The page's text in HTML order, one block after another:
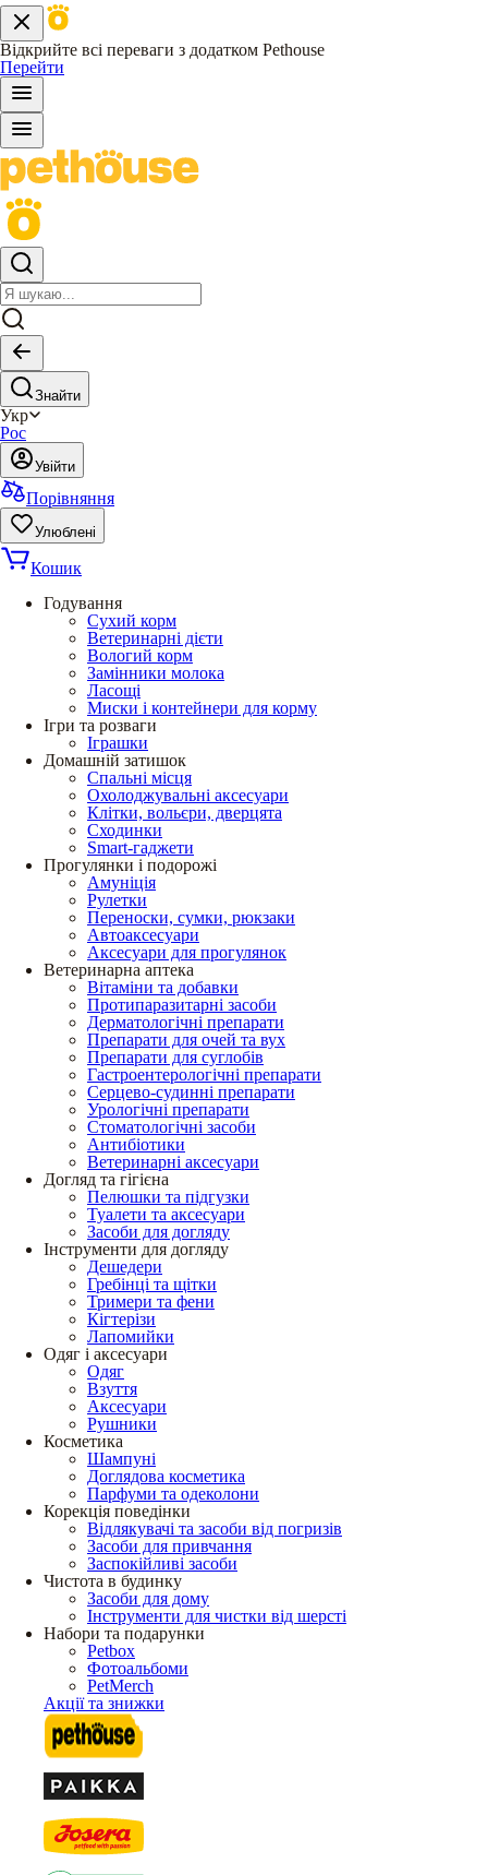
Відкрийте всі переваги з додатком Pethouse
Перейти
Знайти
Укр
Рос
Увійти
Порівняння
Улюблені
Кошик
Годування
Сухий корм
Ветеринарні дієти
Вологий корм
Замінники молока
Ласощі
Миски і контейнери для корму
Ігри та розваги
Іграшки
Домашній затишок
Спальні місця
Охолоджувальні аксесуари
Клітки, вольєри, дверцята
Сходинки
Smart-гаджети
Прогулянки і подорожі
Амуніція
Рулетки
Переноски, сумки, рюкзаки
Автоаксесуари
Аксесуари для прогулянок
Ветеринарна аптека
Вітаміни та добавки
Протипаразитарні засоби
Дерматологічні препарати
Препарати для очей та вух
Препарати для суглобів
Гастроентерологічні препарати
Серцево-судинні препарати
Урологічні препарати
Стоматологічні засоби
Антибіотики
Ветеринарні аксесуари
Догляд та гігієна
Пелюшки та підгузки
Туалети та аксесуари
Засоби для догляду
Інструменти для догляду
Дешедери
Гребінці та щітки
Тримери та фени
Кігтерізи
Лапомийки
Одяг і аксесуари
Одяг
Взуття
Аксесуари
Рушники
Косметика
Шампуні
Доглядова косметика
Парфуми та одеколони
Корекція поведінки
Відлякувачі та засоби від погризів
Засоби для привчання
Заспокійливі засоби
Чистота в будинку
Засоби для дому
Інструменти для чистки від шерсті
Набори та подарунки
Petbox
Фотоальбоми
PetMerch
Акції та знижки